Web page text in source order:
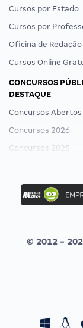
Cursos por Estado
Cursos por
Oficina de Redação
Cursos Online
CONCURSOS
DESTAQUE
Concursos Abertos
Concursos 2026
Concursos 2025
Concurso
Concurso Ibama
Concurso MPU
Editais publicados
CONCURSOS POR
Concursos Fiscais
© 2012 -